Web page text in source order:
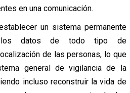
en una comunicación.
un sistema permanente
los datos de todo tipo de
de las personas, lo que
general de vigilancia de la
incluso reconstruir la vida de